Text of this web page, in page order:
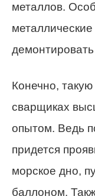
металлов.
Конечно,
сварщиках
опытом. Ведь
придется
морское дно,
баллоном.